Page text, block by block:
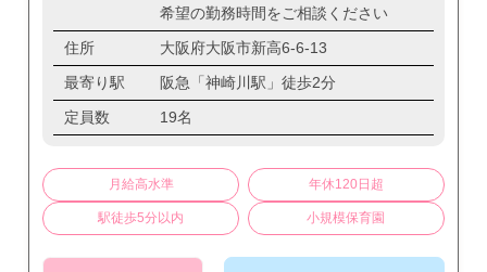
希望の勤務時間をご相談ください
住所
大阪府大阪市新高6-6-13
最寄り駅
阪急「神崎川駅」徒歩2分
定員数
19名
月給高水準 年休120日超
駅徒歩5分以内 小規模保育園